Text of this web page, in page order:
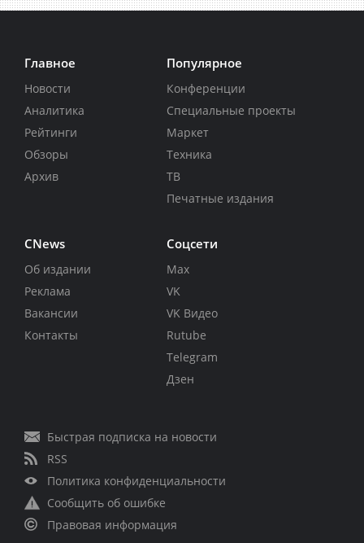
Главное
Новости
Аналитика
Рейтинги
Обзоры
Архив
Популярное
Конференции
Специальные проекты
Маркет
Техника
ТВ
Печатные издания
CNews
Об издании
Реклама
Вакансии
Контакты
Соцсети
Max
VK
VK Видео
Rutube
Telegram
Дзен
Быстрая подписка на новости
RSS
Политика конфиденциальности
Сообщить об ошибке
Правовая информация